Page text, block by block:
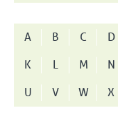
A B C D
K
L M N
U
V W X